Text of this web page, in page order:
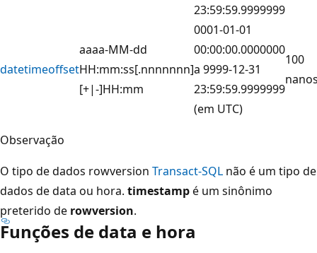
23:59:59.9999999
datetimeoffset
aaaa-MM-dd
HH:mm:ss[.nnnnnnn]
[+|-]HH:mm
0001-01-01
00:00:00.0000000
a 9999-12-31
23:59:59.9999999
(em UTC)
100
Observação
O tipo de dados rowversion Transact-SQL não é um tipo de
dados de data ou hora. timestampé um sinônimo
preterido de rowversion.
Funções de data e hora